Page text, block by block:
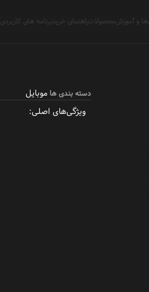
و آموزش محصولاتراهنمای خرید برنامه های کاربردی
دسته بندی ها موبایل
ویژگی‌های اصلی: